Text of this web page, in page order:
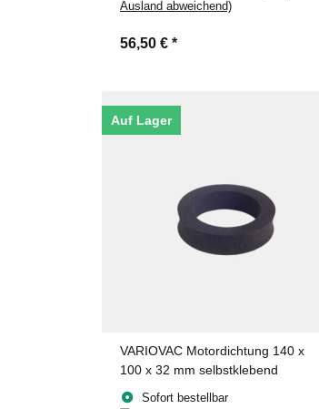
Xtrafresh180, Concept180, Q20,
Ausland abweichend)
56,50 € *
Auf Lager
VARIOVAC Motordichtung 140 x
100 x 32 mm selbstklebend
Sofort bestellbar